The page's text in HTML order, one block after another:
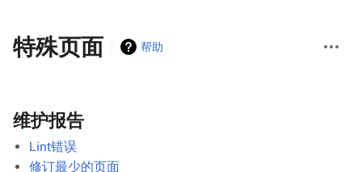
特殊页面 帮助
维护报告
Lint错误
修订最少的页面